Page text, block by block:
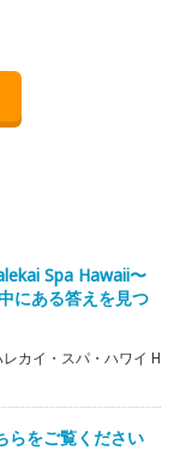
Spa Hawaii〜
にある答えを見つ
カイ・スパ・ハワイ H
らをご覧ください